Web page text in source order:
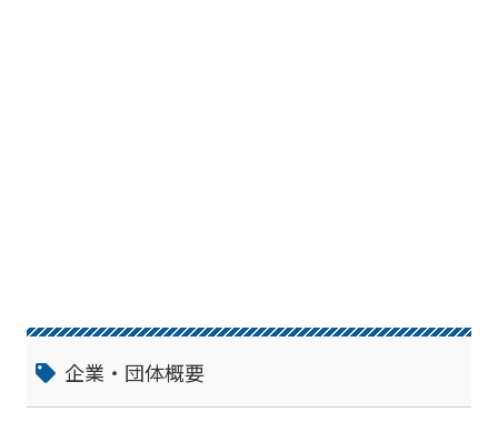
企業・団体概要